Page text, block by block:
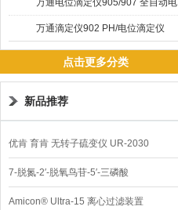
万通电位滴定仪905/907 全自动电
位滴定仪
万通滴定仪902 PH/电位滴定仪
点击更多分类
新品推荐
优肯 育肯 无转子硫变仪 UR-2030
7-脱氮-2′-脱氧鸟苷-5′-三磷酸
Amicon® Ultra-15 离心过滤装置